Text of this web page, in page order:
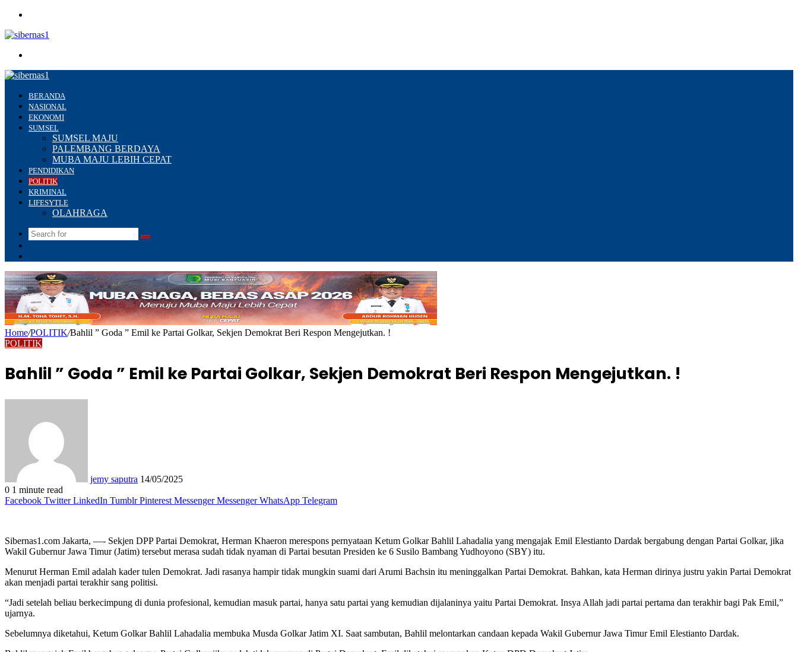
BERANDA
NASIONAL
EKONOMI
SUMSEL
SUMSEL MAJU
PALEMBANG BERDAYA
MUBA MAJU LEBIH CEPAT
PENDIDIKAN
POLITIK
KRIMINAL
LIFESYTLE
OLAHRAGA
Search
Home/POLITIK/Bahlil ” Goda ” Emil ke Partai Golkar, Sekjen Demokrat Beri Respon Mengejutkan. !
POLITIK
Bahlil ” Goda ” Emil ke Partai Golkar, Sekjen Demokrat Beri Respon Mengejutkan. !
jemy saputra 14/05/2025
0 1 minute read
Facebook Twitter LinkedIn Tumblr Pinterest Messenger Messenger WhatsApp Telegram
Sibernas1.com Jakarta, —- Sekjen DPP Partai Demokrat, Herman Khaeron merespons pernyataan Ketum Golkar Bahlil Lahadalia yang mengajak Emil Elestianto Dardak bergabung dengan Partai Golkar, jika
Wakil Gubernur Jawa Timur (Jatim) tersebut merasa sudah tidak nyaman di Partai besutan Presiden ke 6 Susilo Bambang Yudhoyono (SBY) itu.
Menurut Herman Emil adalah kader tulen Demokrat. Jadi rasanya hampir tidak mungkin suami dari Arumi Bachsin itu meninggalkan Partai Demokrat. Bahkan, kata Herman dirinya justru yakin Partai Demokrat
akan menjadi partai terakhir sang politisi.
“Jadi setelah beliau berkecimpung di dunia profesional, kemudian masuk partai, hanya satu partai yang kemudian dijalaninya yaitu Partai Demokrat. Insya Allah jadi partai pertama dan terakhir bagi Pak Emil,”
ujarnya.
Sebelumnya diketahui, Ketum Golkar Bahlil Lahadalia membuka Musda Golkar Jatim XI. Saat sambutan, Bahlil melontarkan candaan kepada Wakil Gubernur Jawa Timur Emil Elestianto Dardak.